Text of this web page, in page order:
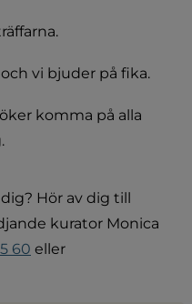
vi bjuder på fika.
komma på alla
Hör av dig till
kurator Monica
60